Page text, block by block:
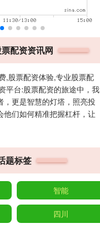
配资资讯网
,股票配资体验,专业股票配
平台:股票配资的旅途中，我
，更是智慧的灯塔，照亮投
他们如何精准把握杠杆，让
题标签
智能
四川